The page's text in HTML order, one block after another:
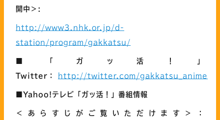
開中＞:
http://www3.nhk.or.jp/d-
station/program/gakkatsu/
■「ガッ活！」
Twitter： http://twitter.com/gakkatsu_anime
■Yahoo!テレビ 「ガッ活！」 番組情報
＜あらすじがご覧いただけます＞ ：